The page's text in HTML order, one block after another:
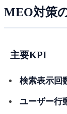
MEO対策
主要KPI
検索表示回
ユーザー行